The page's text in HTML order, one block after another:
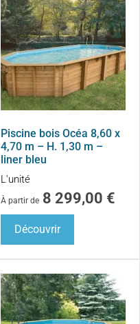
Piscine bois Océa 8,60 x
4,70 m – H. 1,30 m –
liner bleu
L'unité
À partir de 8 299,00 €
Découvrir